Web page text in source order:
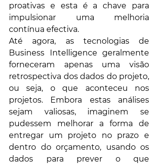
proativas e esta é a chave para
impulsionar uma melhoria
contínua efectiva.
Até agora, as tecnologias de
Business Intelligence geralmente
forneceram apenas uma visão
retrospectiva dos dados do projeto,
ou seja, o que aconteceu nos
projetos. Embora estas análises
sejam valiosas, imaginem se
pudessem melhorar a forma de
entregar um projeto no prazo e
dentro do orçamento, usando os
dados para prever o que